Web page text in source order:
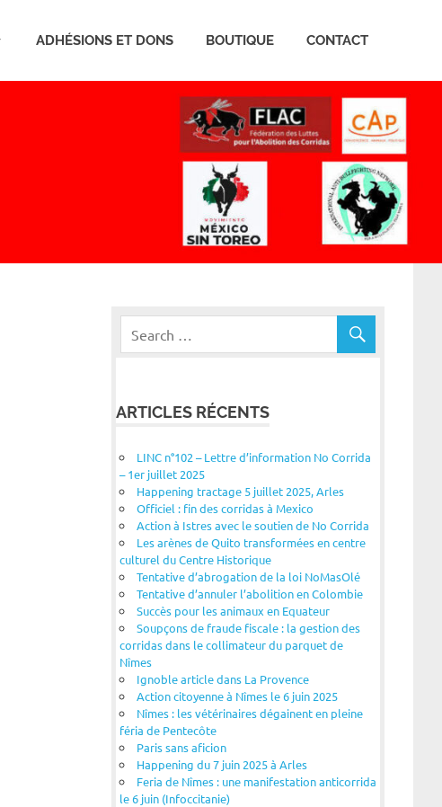
ADHÉSIONS ET DONS BOUTIQUE CONTACT
ARTICLES RÉCENTS
LINC n°102 – Lettre d’information No Corrida
– 1er juillet 2025
Happening tractage 5 juillet 2025, Arles
Officiel : fin des corridas à Mexico
Action à Istres avec le soutien de No Corrida
Les arènes de Quito transformées en centre
culturel du Centre Historique
Tentative d’abrogation de la loi NoMasOlé
Tentative d’annuler l’abolition en Colombie
Succès pour les animaux en Equateur
Soupçons de fraude fiscale : la gestion des
corridas dans le collimateur du parquet de
Nîmes
Ignoble article dans La Provence
Action citoyenne à Nîmes le 6 juin 2025
Nîmes : les vétérinaires dégainent en pleine
féria de Pentecôte
Paris sans aficion
Happening du 7 juin 2025 à Arles
Feria de Nîmes : une manifestation anticorrida
le 6 juin (Infoccitanie)